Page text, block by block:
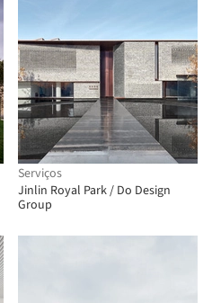
Serviços
Jinlin Royal Park / Do Design
Group